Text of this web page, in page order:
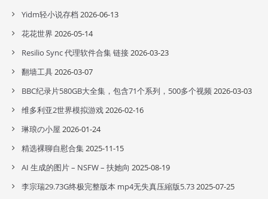
Yidm轻小说存档 2026-06-13
花花世界 2026-05-14
Resilio Sync 代理软件合集 链接2026-03-23
翻墙工具2026-03-07
BBC纪录片580GB大全集，包含71个系列，500多个视频2026-03-03
维多利亚2世界模拟游戏2026-02-16
琳琅の小屋 2026-01-24
精选裸聊自慰合集2025-11-15
AI 生成的图片 – NSFW – 扶她向 2025-08-19
李宗瑞29.73G终极完整版本 mp4无失真压縮版5.732025-07-25